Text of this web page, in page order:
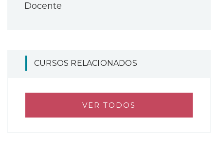
Docente
CURSOS RELACIONADOS
VER TODOS